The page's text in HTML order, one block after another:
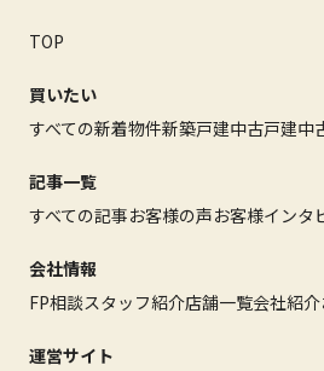
TOP
買いたい
すべての新着物件新築戸建中古戸建中
記事一覧
すべての記事お客様の声お客様インタ
会社情報
FP相談スタッフ紹介店舗一覧会社紹介
運営サイト